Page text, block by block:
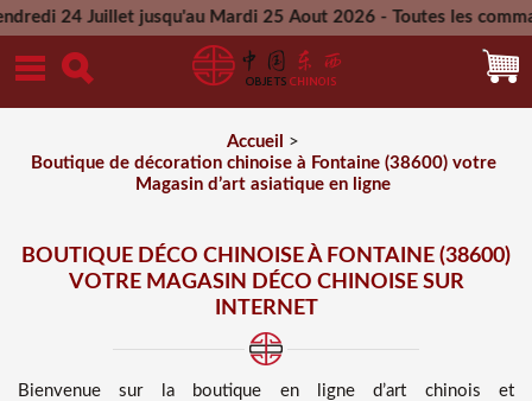
jusqu'au Mardi 25 Aout 2026 - Toutes les commandes
Mercredi 26 Aout 2026
Accueil
>
Boutique de décoration chinoise à Fontaine (38600) votre
Magasin d’art asiatique en ligne
BOUTIQUE DÉCO CHINOISE À FONTAINE (38600)
VOTRE MAGASIN DÉCO CHINOISE SUR
INTERNET
Bienvenue sur
la boutique en ligne d’art chinois et